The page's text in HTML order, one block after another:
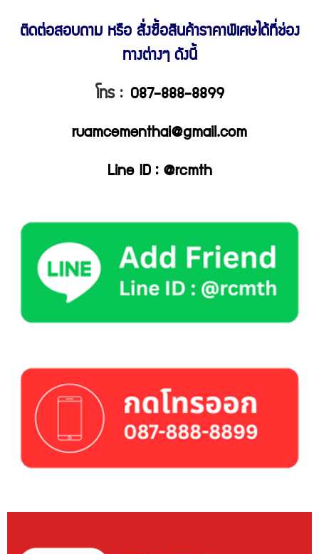
ติดต่อสอบถาม หรือ สั่งซื้อสินค้าราคาพิเศษได้ที่ช่อง
ทางต่างๆ ดังนี้
โทร : 087-888-8899
ruamcementhai@gmail.com
Line ID : @rcmth